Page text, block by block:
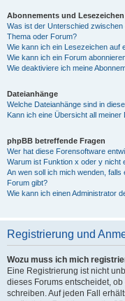
Abonnements und Lesezeichen
Was ist der Unterschied
Thema oder Forum?
Wie kann ich ein Lesezeichen auf
Wie kann ich ein Forum
Wie deaktiviere ich meine
Dateianhänge
Welche Dateianhänge sind in
Kann ich eine Übersicht all meiner
phpBB betreffende Fragen
Wer hat diese Forensoftware
Warum ist Funktion x oder y nicht
An wen soll ich mich wenden,
Forum gibt?
Wie kann ich einen Administrator
Registrierung und
Wozu muss ich mich
Eine Registrierung ist nicht
dieses Forums entscheidet,
schreiben. Auf jeden Fall